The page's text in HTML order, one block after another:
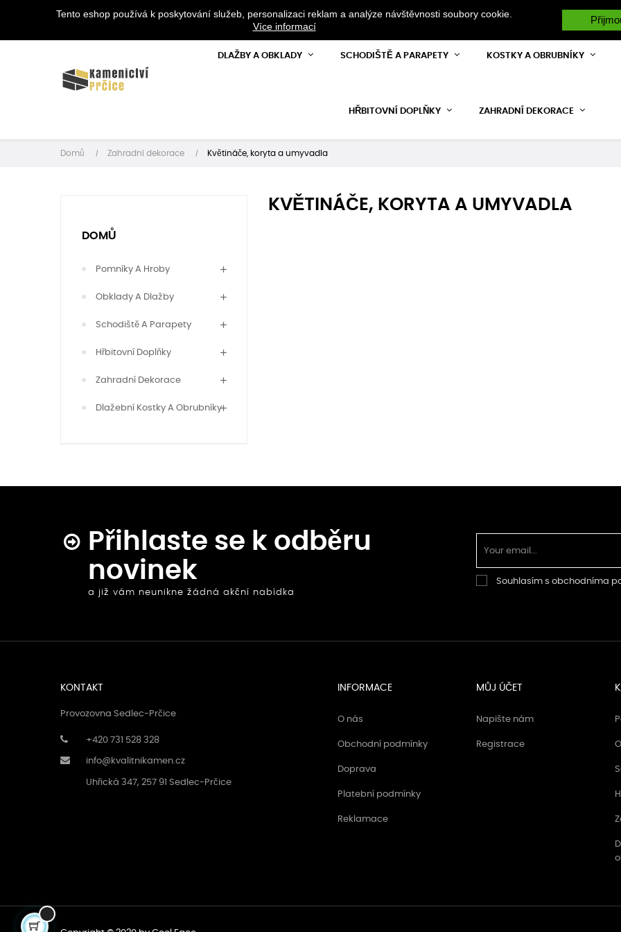
Tento eshop používá k poskytování služeb, personalizaci reklam a analýze návštěvnosti soubory cookie.
Více informací
V PŘÍPADĚ ŽE POTŘEBUJETE JAKOUKOLIV RADU VOLEJTE +420 731 528 328 RÁDI
DLAŽBY A OBKLADY SCHODIŠTĚ A PARAPETY KOSTKY A OBRUBNÍKY
HŘBITOVNÍ DOPLŇKY ZAHRADNÍ DEKORACE
Domů Zahradní dekorace Květináče, koryta a umyvadla
DOMŮ
Pomníky A Hroby
Obklady A Dlažby
Schodiště A Parapety
Hřbitovní Doplňky
Zahradní Dekorace
Dlažební Kostky A Obrubníky
KVĚTINÁČE, KORYTA A UMYVADLA
Přihlaste se k odběru
novinek
a již vám neunikne žádná akční nabídka
Souhlasím s obchodníma
KONTAKT
Provozovna Sedlec-Prčice
+420 731 528 328
info@kvalitnikamen.cz
Uhřická 347, 257 91 Sedlec-Prčice
INFORMACE
O nás
Obchodní podmínky
Doprava
Platební podmínky
Reklamace
MŮJ ÚČET
Napište nám
Registrace